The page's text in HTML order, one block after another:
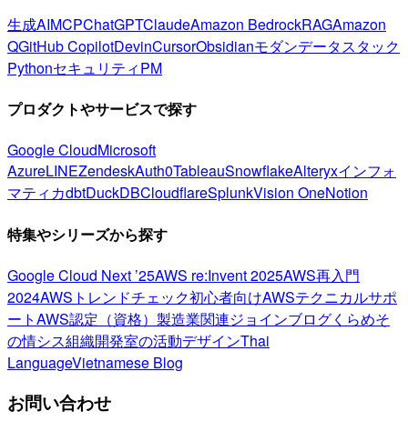
生成AIMCPChatGPTClaudeAmazon BedrockRAGAmazon
QGitHub CopilotDevinCursorObsidianモダンデータスタック
PythonセキュリティPM
プロダクトやサービスで探す
Google CloudMicrosoft
AzureLINEZendeskAuth0TableauSnowflakeAlteryxインフォ
マティカdbtDuckDBCloudflareSplunkVision OneNotion
特集やシリーズから探す
Google Cloud Next ’25AWS re:Invent 2025AWS再入門
2024AWSトレンドチェック初心者向けAWSテクニカルサポ
ートAWS認定（資格） 製造業関連ジョインブログくらめそ
の情シス組織開発室の活動デザインThai
LanguageVietnamese Blog
お問い合わせ